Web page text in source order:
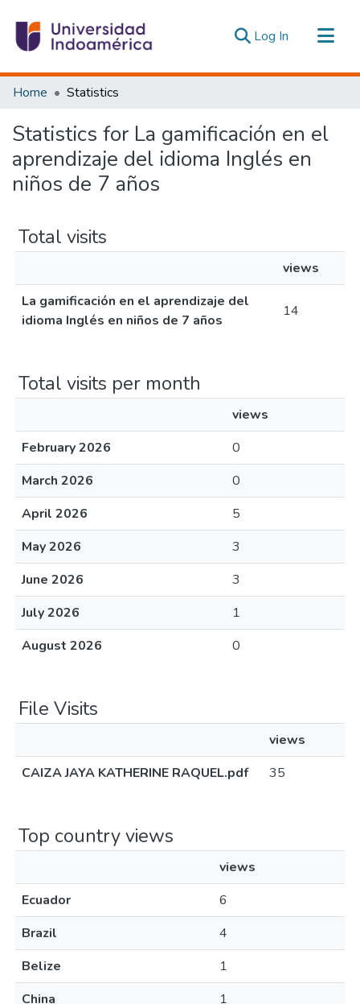
Log In (current)
Communities & Collections
Estadísticas Externas
Home Statistics
Statistics for La gamificación en el
aprendizaje del idioma Inglés en
niños de 7 años
Total visits
views
La gamificación en el aprendizaje del
idioma Inglés en niños de 7 años
14
Total visits per month
views
February 2026
0
March 2026
0
April 2026
5
May 2026
3
June 2026
3
July 2026
1
August 2026
0
File Visits
views
CAIZA JAYA KATHERINE RAQUEL.pdf
35
Top country views
views
Ecuador
6
Brazil
4
Belize
1
China
1